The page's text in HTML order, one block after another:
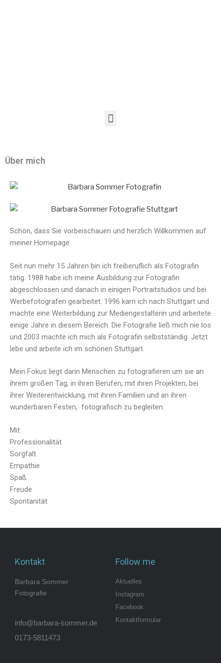
Über mich
Schön, dass Sie vorbeischauen und herzlich Willkommen auf
meiner Homepage.
Seit nun mehr 15 Jahren bin ich freiberuflich als Fotografin
tätig. 1988 habe ich meine Ausbildung zur Fotografin
abgeschlossen und danach in einigen Portraitstudios und bei
Werbefotografen gearbeitet. 1996 kam ich nach Stuttgart und
machte eine Weiterbildung zur Mediengestalterin und arbeitete
einige Jahre in diesem Bereich. Die Fotografie ließ mich nie los
und 2003 machte ich mich als Fotografin selbstständig. Jetzt
lebe und arbeite ich im schönen Stuttgart.
Mein Fokus liegt darin Menschen zu fotografieren um sie an
ihrem großen Tag, in ihren Berufen, mit ihren Projekten, bei
ihrer Weiterentwicklung, mit ihren Familien und an ihren
wunderbaren Festen, fotografisch zu begleiten.
Mit:
Professionalität
Sorgfalt
Empathie
Spaß
Freude
Spontanität
Kontakt
Barbara Sommer
Fotografie
info@barbara-sommer.de
0173-5811473
Follow me
Aktuelles
Instagram
Facebook
Kontaktformular